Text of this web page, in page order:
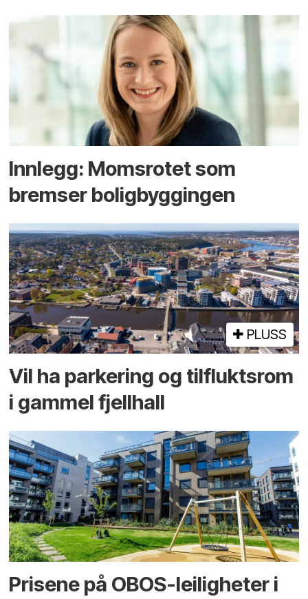
Innlegg: Moms­rotet som
bremser bolig­byggingen
PLUSS
Vil ha parkering og tilflukts­rom
i gammel fjellhall
Prisene på OBOS-leiligheter i